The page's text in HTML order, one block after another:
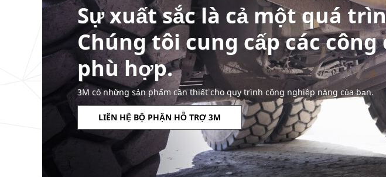
Sự xuất sắc là cả một quá
Chúng tôi cung cấp các công
phù hợp.
3M có những sản phẩm cần thiết cho quy trình công nghiệp nặng của bạn.
LIÊN HỆ BỘ PHẬN HỖ TRỢ 3M